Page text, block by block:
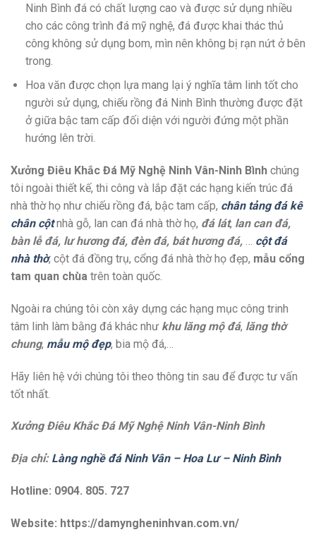
Ninh Bình đá có chất lượng cao và được sử dụng nhiều
cho các công trình đá mỹ nghệ, đá được khai thác thủ
công không sử dụng bom, mìn nên không bị rạn nứt ở bên
trong.
Hoa văn được chọn lựa mang lại ý nghĩa tâm linh tốt cho
người sử dụng, chiếu rồng đá Ninh Bình thường được đặt
ở giữa bậc tam cấp đối diện với người đứng một phần
hướng lên trời.
Xưởng Điêu Khắc Đá Mỹ Nghệ Ninh Vân-Ninh Bình chúng
tôi ngoài thiết kế, thi công và lắp đặt các hạng kiến trúc đá
nhà thờ họ như chiếu rồng đá, bậc tam cấp, chân tảng đá kê
chân cộtnhà gỗ, lan can đá nhà thờ họ, đá lát, lan can đá,
bàn lễ đá, lư hương đá, đèn đá, bát hương đá, … cột đá
nhà thờ, cột đá đồng trụ, cổng đá nhà thờ họ đẹp, mẫu cổng
tam quan chùa trên toàn quốc.
Ngoài ra chúng tôi còn xây dựng các hạng mục công trinh
tâm linh làm bằng đá khác như khu lăng mộ đá, lăng thờ
chung, mẫu mộ đẹp, bia mộ đá,…
Hãy liên hệ với chúng tôi theo thông tin sau để được tư vấn
tốt nhất.
Xưởng Điêu Khắc Đá Mỹ Nghệ Ninh Vân-Ninh Bình
Địa chỉ: Làng nghề đá Ninh Vân – Hoa Lư – Ninh Bình
Hotline: 0904. 805. 727
Website: https://damyngheninhvan.com.vn/